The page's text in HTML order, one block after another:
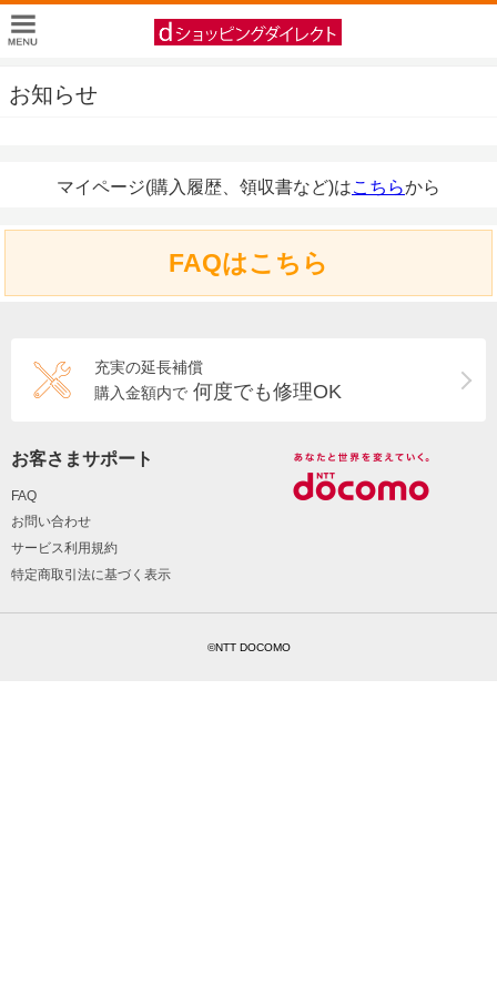
お知らせ
マイページ(購入履歴、領収書など)はこちらから
FAQはこちら
充実の延長補償
購入金額内で 何度でも修理OK
お客さまサポート
FAQ
お問い合わせ
サービス利用規約
特定商取引法に基づく表示
©NTT DOCOMO